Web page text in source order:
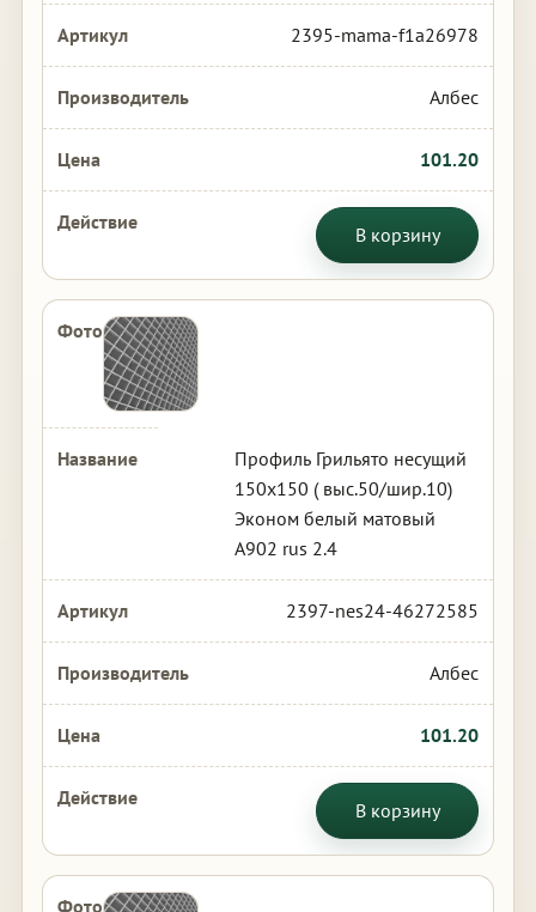
2395-mama-f1a26978
Албес
101.20
В корзину
Профиль Грильято несущий
150х150 ( выс.50/шир.10)
Эконом белый матовый
А902 rus 2.4
2397-nes24-46272585
Албес
101.20
В корзину